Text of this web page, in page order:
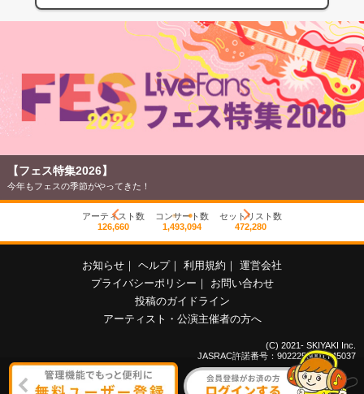
【フェス特集2026】
今年もフェスの季節がやってきた！
アーティスト数
126,660
コンサート数
1,493,094
セットリスト数
472,280
お知らせ ｜ ヘルプ｜ 利用規約 ｜ 運営会社
プライバシーポリシー ｜
お問い合わせ
投稿のガイドライン
アーティスト・公演主催者の方へ
(C) 2021- SKIYAKI Inc.
JASRAC許諾番号：9022255001Y45037